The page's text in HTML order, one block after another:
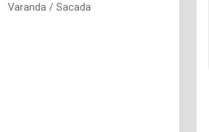
Varanda / Sacada